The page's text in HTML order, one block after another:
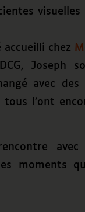
chez
Joseph
avec des
l’ont
avec
moments